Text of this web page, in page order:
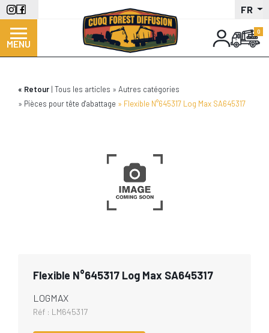
Aller
au
contenu
principal
FR
MENU
Retour Tous les articles
Autres catégories
Pièces pour tête d'abattage
Flexible N°645317 Log Max SA645317
Flexible N°645317 Log Max SA645317
LOGMAX
Réf : LM645317